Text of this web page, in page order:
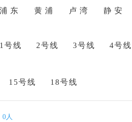
浦 东 黄 浦 卢 湾 静 安
1号线 2号线 3号线 4号线
15号线 18号线
0人